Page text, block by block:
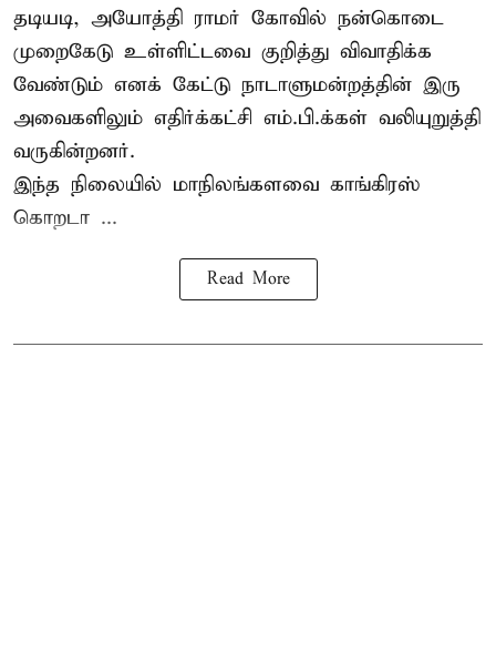
தடியடி, அயோத்தி ராமர் கோவில் நன்கொடை
முறைகேடு உள்ளிட்டவை குறித்து விவாதிக்க
வேண்டும் எனக் கேட்டு நாடாளுமன்றத்தின் இரு
அவைகளிலும் எதிர்க்கட்சி எம்.பி.க்கள் வலியுறுத்தி
வருகின்றனர்.
இந்த நிலையில் மாநிலங்களவை காங்கிரஸ்
கொறடா ...
Read More